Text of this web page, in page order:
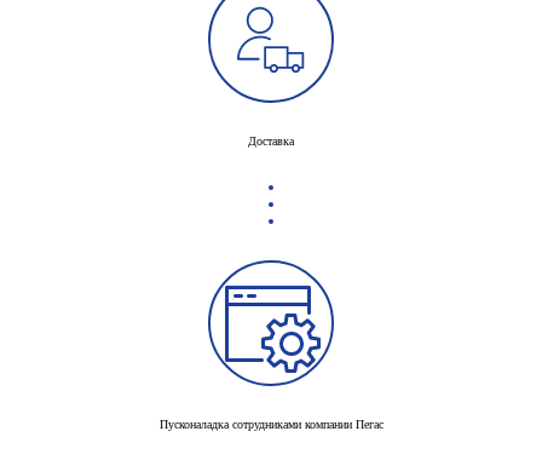
Доставка
Пусконаладка сотрудниками компании Пегас